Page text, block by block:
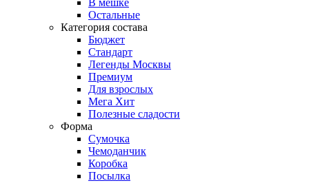
В мешке
Остальные
Категория состава
Бюджет
Стандарт
Легенды Москвы
Премиум
Для взрослых
Мега Хит
Полезные сладости
Форма
Сумочка
Чемоданчик
Коробка
Посылка